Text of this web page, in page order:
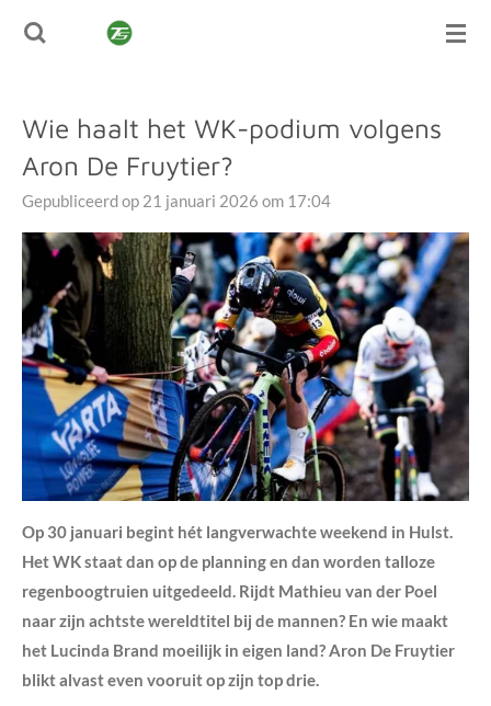
Ga
hoofdinhoud
Wie haalt het WK-podium volgens
Aron De Fruytier?
Gepubliceerd op 21 januari 2026 om 17:04
Op 30 januari begint hét langverwachte weekend in Hulst.
Het WK staat dan op de planning en dan worden talloze
regenboogtruien uitgedeeld. Rijdt Mathieu van der Poel
naar zijn achtste wereldtitel bij de mannen? En wie maakt
het Lucinda Brand moeilijk in eigen land? Aron De Fruytier
blikt alvast even vooruit op zijn top drie.